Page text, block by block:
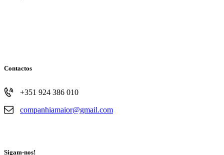
Contactos
+351 924 386 010
companhiamaior@gmail.com
Sigam-nos!